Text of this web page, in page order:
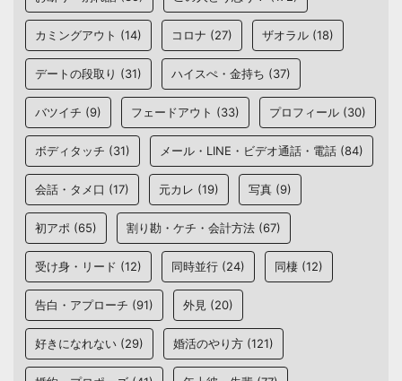
カミングアウト (14) コロナ (27) ザオラル (18)
デートの段取り (31) ハイスぺ・金持ち (37)
バツイチ (9) フェードアウト (33) プロフィール (30)
ボディタッチ (31) メール・LINE・ビデオ通話・電話 (84)
会話・タメ口 (17) 元カレ (19) 写真 (9)
初アポ (65) 割り勘・ケチ・会計方法 (67)
受け身・リード (12) 同時並行 (24) 同棲 (12)
告白・アプローチ (91) 外見 (20)
好きになれない (29) 婚活のやり方 (121)